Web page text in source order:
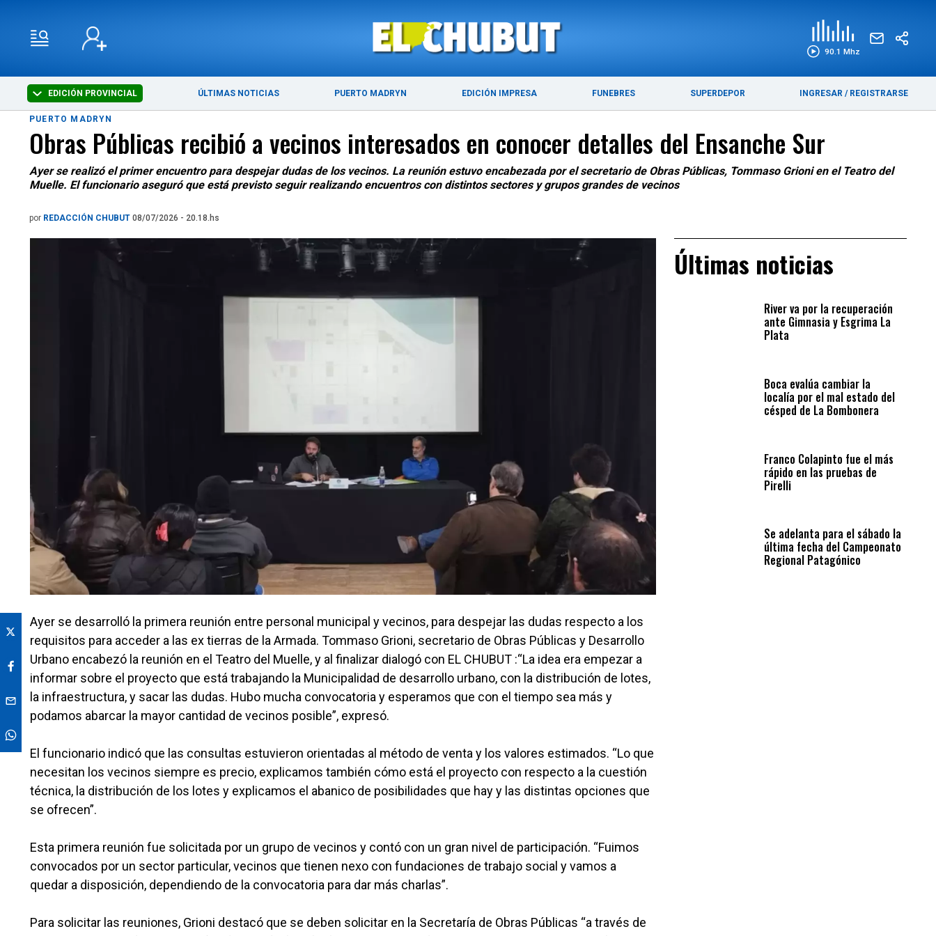
90.1 Mhz
EDICIÓN PROVINCIAL ÚLTIMAS NOTICIAS PUERTO MADRYN EDICIÓN IMPRESA FUNEBRES SUPERDEPOR INGRESAR / REGISTRARSE
ÚLTIMAS NOTICIAS PUERTO MADRYN
PUERTO MADRYN
Obras Públicas recibió a vecinos interesados en conocer detalles del Ensanche Sur
Ayer se realizó el primer encuentro para despejar dudas de los vecinos. La reunión estuvo encabezada por el secretario de Obras Públicas, Tommaso Grioni en el Teatro del
Muelle. El funcionario aseguró que está previsto seguir realizando encuentros con distintos sectores y grupos grandes de vecinos
por REDACCIÓN CHUBUT 08/07/2026 - 20.18.hs
Ayer se desarrolló la primera reunión entre personal municipal y vecinos, para despejar las dudas respecto a los
requisitos para acceder a las ex tierras de la Armada. Tommaso Grioni, secretario de Obras Públicas y Desarrollo
Urbano encabezó la reunión en el Teatro del Muelle, y al finalizar dialogó con EL CHUBUT :“La idea era empezar a
informar sobre el proyecto que está trabajando la Municipalidad de desarrollo urbano, con la distribución de lotes,
la infraestructura, y sacar las dudas. Hubo mucha convocatoria y esperamos que con el tiempo sea más y
podamos abarcar la mayor cantidad de vecinos posible”, expresó.
El funcionario indicó que las consultas estuvieron orientadas al método de venta y los valores estimados. “Lo que
necesitan los vecinos siempre es precio, explicamos también cómo está el proyecto con respecto a la cuestión
técnica, la distribución de los lotes y explicamos el abanico de posibilidades que hay y las distintas opciones que
se ofrecen”.
Esta primera reunión fue solicitada por un grupo de vecinos y contó con un gran nivel de participación. “Fuimos
convocados por un sector particular, vecinos que tienen nexo con fundaciones de trabajo social y vamos a
quedar a disposición, dependiendo de la convocatoria para dar más charlas”.
Para solicitar las reuniones, Grioni destacó que se deben solicitar en la Secretaría de Obras Públicas “a través de
Últimas noticias
River va por la recuperación
ante Gimnasia y Esgrima La
Plata
Boca evalúa cambiar la
localía por el mal estado del
césped de La Bombonera
Franco Colapinto fue el más
rápido en las pruebas de
Pirelli
Se adelanta para el sábado la
última fecha del Campeonato
Regional Patagónico